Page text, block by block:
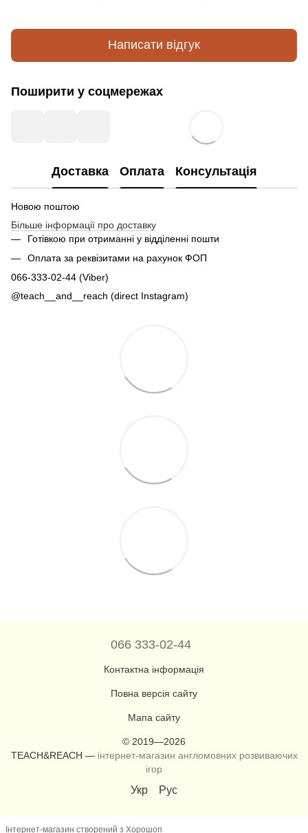
Написати відгук
Поширити у соцмережах
Доставка Оплата Консультація
Новою поштою
Більше інформації про доставку
Готівкою при отриманні у відділенні пошти
Оплата за реквізитами на рахунок ФОП
066-333-02-44 (Viber)
@teach__and__reach (direct Instagram)
066 333-02-44
Контактна інформація
Повна версія сайту
Мапа сайту
© 2019—2026
TEACH&REACH — інтернет-магазин англомовних розвиваючих
ігор
Укр Рус
Інтернет-магазин створений з Хорошоп